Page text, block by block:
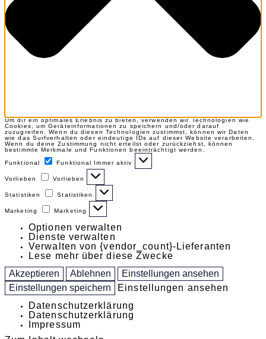
Um dir ein optimales Erlebnis zu bieten, verwenden wir Technologien wie
Cookies, um Geräteinformationen zu speichern und/oder darauf
zuzugreifen. Wenn du diesen Technologien zustimmst, können wir Daten
wie das Surfverhalten oder eindeutige IDs auf dieser Website verarbeiten.
Wenn du deine Zustimmung nicht erteilst oder zurückziehst, können
bestimmte Merkmale und Funktionen beeinträchtigt werden.
Funktional
Funktional Immer aktiv
Vorlieben Vorlieben
Statistiken Statistiken
Marketing Marketing
Optionen verwalten
Dienste verwalten
Verwalten von {vendor_count}-Lieferanten
Lese mehr über diese Zwecke
Akzeptieren
Ablehnen
Einstellungen ansehen
Einstellungen speichern
Einstellungen ansehen
Datenschutzerklärung
Datenschutzerklärung
Impressum